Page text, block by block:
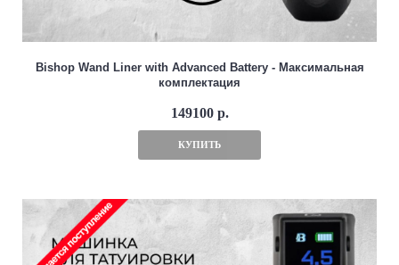
Bishop Wand Liner with Advanced Battery - Максимальная
комплектация
149100 р.
КУПИТЬ